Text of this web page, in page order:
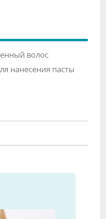
волос
нанесения пасты